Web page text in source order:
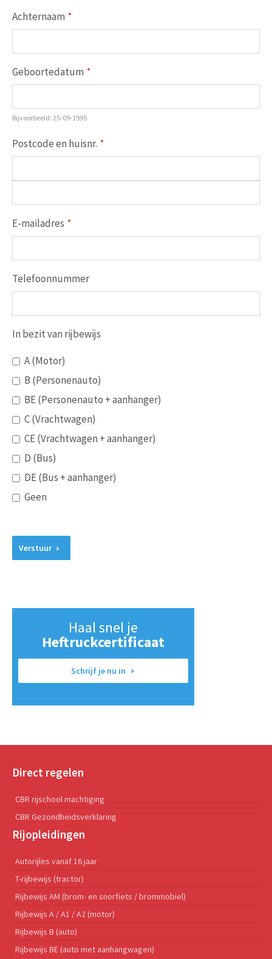
Achternaam
Geboortedatum
Bijvoorbeeld: 25-09-1995
Postcode en huisnr.
E-mailadres
Telefoonnummer
In bezit van rijbewijs
A (Motor)
B (Personenauto)
BE (Personenauto + aanhanger)
C (Vrachtwagen)
CE (Vrachtwagen + aanhanger)
D (Bus)
DE (Bus + aanhanger)
Geen
Verstuur
Haal snel je
Heftruckcertificaat
Schrijf je nu in
Direct regelen
CBR rijschool machtiging
CBR Gezondheidsverklaring
Rijopleidingen
Autorijles vanaf 16 jaar
T-rijbewijs (tractor)
Rijbewijs AM (brom- en snorfiets / brommobiel)
Rijbewijs A / A1 / A2 (motor)
Rijbewijs B (auto)
Rijbewijs BE (auto met aanhangwagen)